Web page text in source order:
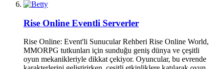
Rise Online Eventli Serverler
Rise Online: Event'li Sunucular Rehberi Rise Online World,
MMORPG tutkunları için sunduğu geniş dünya ve çeşitli
oyun mekanikleriyle dikkat çekiyor. Oyuncular, bu evrende